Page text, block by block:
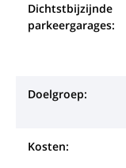
Dichtstbijzijnde
parkeergarages:
Doelgroep:
Kosten: